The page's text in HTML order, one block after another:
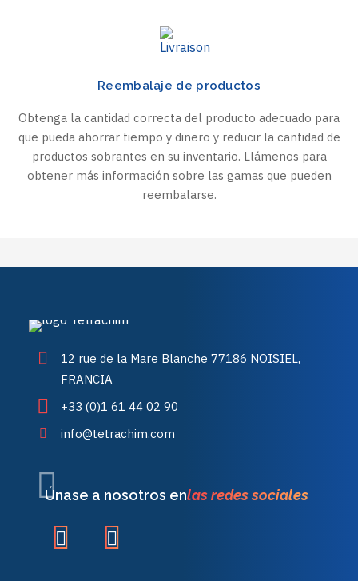
Reembalaje de productos
Obtenga la cantidad correcta del producto adecuado para
que pueda ahorrar tiempo y dinero y reducir la cantidad de
productos sobrantes en su inventario. Llámenos para
obtener más información sobre las gamas que pueden
reembalarse.
12 rue de la Mare Blanche 77186 NOISIEL,
FRANCIA
+33 (0)1 61 44 02 90
info@tetrachim.com
Únase a nosotros enlas redes sociales